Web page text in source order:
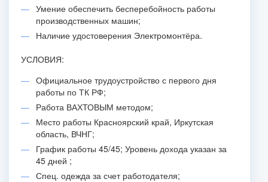
Умение обеспечить бесперебойность работы
производственных машин;
Наличие удостоверения Электромонтёра.
УСЛОВИЯ:
Официальное трудоустройство с первого дня
работы по ТК РФ;
Работа ВАХТОВЫМ методом;
Место работы Красноярский край, Иркутская
область, ВЧНГ;
График работы 45/45; Уровень дохода указан за
45 дней ;
Спец. одежда за счет работодателя;